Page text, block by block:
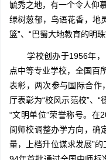
毓秀之地，有一个令人仰
绿树葱郁，鸟语花香，地
篮”、“巴蜀大地教育的明珠”
学校创办于1956年
点中等专业学校，全国百
表彰，两次参与国际合作
厅表彰为“校风示范校”、
“文明单位”荣誉称号。在
阆师校调整办学方向，确
量，上档升位谋求发展”